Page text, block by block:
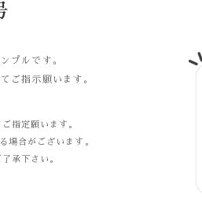
プルです。
ご指示願います。
指定願います。
場合がございます。
承下さい。